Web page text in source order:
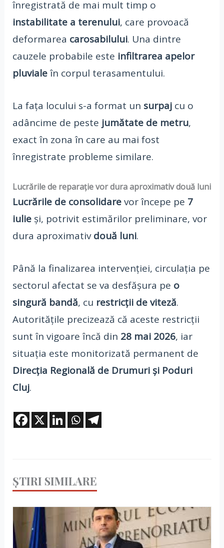
înregistrată de mai mult timp o
instabilitate a terenului, care provoacă
deformarea carosabilului. Una dintre
cauzele probabile este infiltrarea apelor
pluvialeîn corpul terasamentului.
La fața locului s-a format un surpajcu o
adâncime de peste jumătate de metru,
exact în zona în care au mai fost
înregistrate probleme similare.
Lucrările de reparație vor dura aproximativ două luni
Lucrările de consolidarevor începe pe 7
iulieși, potrivit estimărilor preliminare, vor
dura aproximativdouă luni.
Până la finalizarea intervenției, circulația pe
sectorul afectat se va desfășura pe o
singură bandă, cu restricții de viteză.
Autoritățile precizează că aceste restricții
sunt în vigoare încă din 28 mai 2026, iar
situația este monitorizată permanent de
Direcția Regională de Drumuri și Poduri
Cluj.
ȘTIRI SIMILARE